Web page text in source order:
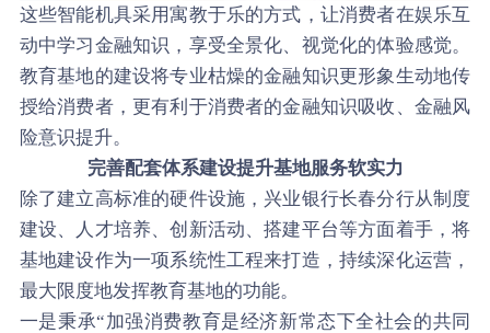
这些智能机具采用寓教于乐的方式，让消费者在娱乐互
动中学习金融知识，享受全景化、视觉化的体验感觉。
教育基地的建设将专业枯燥的金融知识更形象生动地传
授给消费者，更有利于消费者的金融知识吸收、金融风
险意识提升。
完善配套体系建设提升基地服务软实力
除了建立高标准的硬件设施，兴业银行长春分行从制度
建设、人才培养、创新活动、搭建平台等方面着手，将
基地建设作为一项系统性工程来打造，持续深化运营，
最大限度地发挥教育基地的功能。
一是秉承“加强消费教育是经济新常态下全社会的共同